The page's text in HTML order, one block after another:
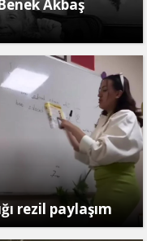
Akbaş
rezil paylaşım